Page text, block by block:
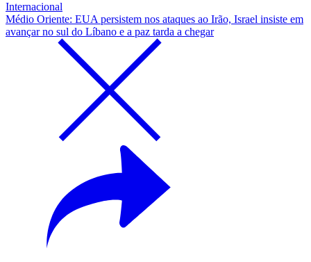
Internacional
Médio Oriente: EUA persistem nos ataques ao Irão, Israel insiste em
avançar no sul do Líbano e a paz tarda a chegar